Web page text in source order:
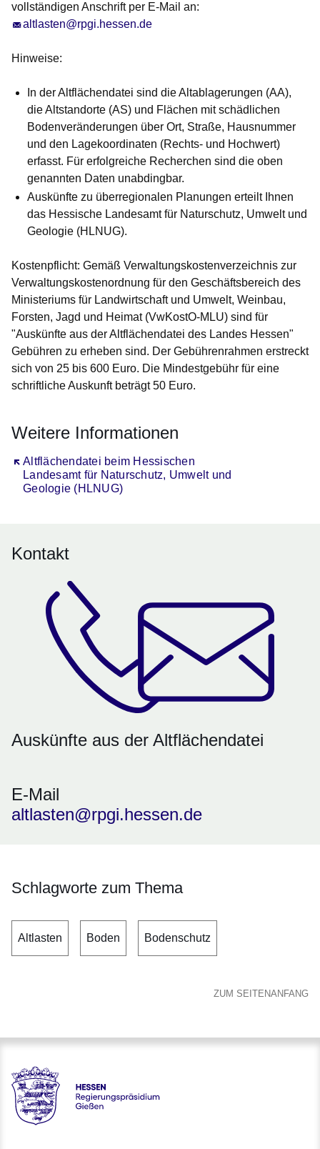
vollständigen Anschrift per E-Mail an:
altlasten@rpgi.hessen.de
Hinweise:
In der Altflächendatei sind die Altablagerungen (AA),
die Altstandorte (AS) und Flächen mit schädlichen
Bodenveränderungen über Ort, Straße, Hausnummer
und den Lagekoordinaten (Rechts- und Hochwert)
erfasst. Für erfolgreiche Recherchen sind die oben
genannten Daten unabdingbar.
Auskünfte zu überregionalen Planungen erteilt Ihnen
das Hessische Landesamt für Naturschutz, Umwelt und
Geologie (HLNUG).
Kostenpflicht: Gemäß Verwaltungskostenverzeichnis zur
Verwaltungskostenordnung für den Geschäftsbereich des
Ministeriums für Landwirtschaft und Umwelt, Weinbau,
Forsten, Jagd und Heimat (VwKostO-MLU) sind für
"Auskünfte aus der Altflächendatei des Landes Hessen"
Gebühren zu erheben sind. Der Gebührenrahmen erstreckt
sich von 25 bis 600 Euro. Die Mindestgebühr für eine
schriftliche Auskunft beträgt 50 Euro.
Weitere Informationen
Altflächendatei beim Hessischen
Landesamt für Naturschutz, Umwelt und
Geologie (HLNUG)
Öffnet sich in einem neuen Fenster
Kontakt
Auskünfte aus der Altflächendatei
E-Mail
altlasten@rpgi.hessen.de
Schlagworte zum Thema
Altlasten Boden Bodenschutz
ZUM SEITENANFANG
Hessen - Regierungspräsidium Gießen